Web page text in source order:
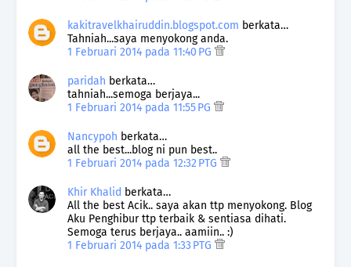
kakitravelkhairuddin.blogspot.com berkata…
Tahniah...saya menyokong anda.
1 Februari 2014 pada 11:40 PG
paridah berkata…
tahniah...semoga berjaya...
1 Februari 2014 pada 11:55 PG
Nancypoh berkata…
all the best...blog ni pun best..
1 Februari 2014 pada 12:32 PTG
Khir Khalid berkata…
All the best Acik.. saya akan ttp menyokong. Blog
Aku Penghibur ttp terbaik & sentiasa dihati.
Semoga terus berjaya.. aamiin.. :)
1 Februari 2014 pada 1:33 PTG